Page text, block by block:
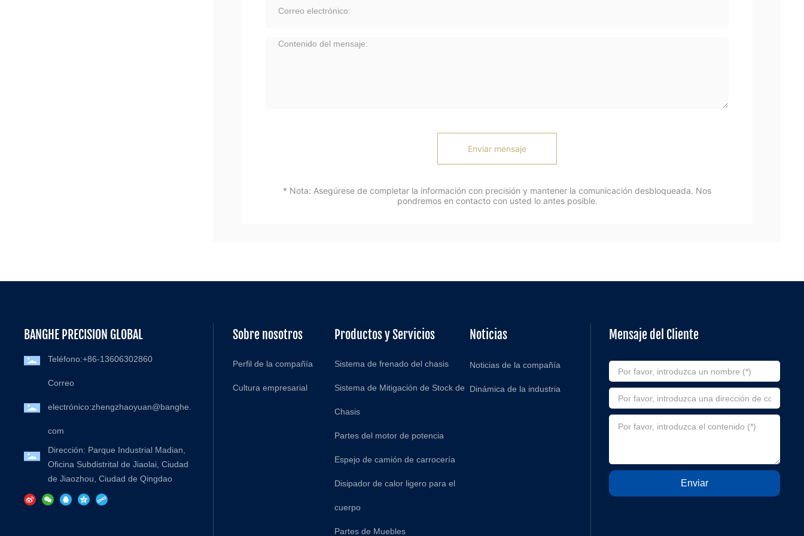
Enviar mensaje
* Nota: Asegúrese de completar la información con precisión y mantener la comunicación desbloqueada. Nos
pondremos en contacto con usted lo antes posible.
BANGHE PRECISION GLOBAL
Teléfono:+86-13606302860
Correo
electrónico:zhengzhaoyuan@banghe.
com
Dirección: Parque Industrial Madian,
Oficina Subdistrital de Jiaolai, Ciudad
de Jiaozhou, Ciudad de Qingdao
Sobre nosotros
Perfil de la compañía
Cultura empresarial
Productos y Servicios
Sistema de frenado del chasis
Sistema de Mitigación de Stock de
Chasis
Partes del motor de potencia
Espejo de camión de carrocería
Disipador de calor ligero para el
cuerpo
Partes de Muebles
Noticias
Noticias de la compañía
Dinámica de la industria
Mensaje del Cliente
Enviar